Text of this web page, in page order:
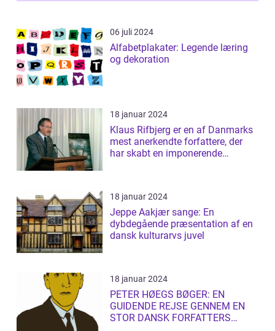
06 juli 2024
Alfabetplakater: Legende læring
og dekoration
18 januar 2024
Klaus Rifbjerg er en af Danmarks
mest anerkendte forfattere, der
har skabt en imponerende
18 januar 2024
Jeppe Aakjær sange: En
dybdegående præsentation af en
dansk kulturarvs juvel
18 januar 2024
PETER HØEGS BØGER: EN
GUIDENDE REJSE GENNEM EN
STOR DANSK FORFATTERS